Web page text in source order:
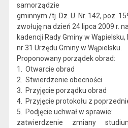
samorządzie
gminnym /tj. Dz. U. Nr. 142, poz.
zwołuję na dzień 24 lipca 2009 r.
kadencji Rady Gminy w
nr 31 Urzędu Gminy w Wąpielsku.
Proponowany porządek obrad:
1. Otwarcie obrad
2. Stwierdzenie obecności
3. Przyjęcie porządku obrad
4. Przyjęcie protokołu z
5. Podjęcie uchwał w sprawie:
zatwierdzenie zmiany